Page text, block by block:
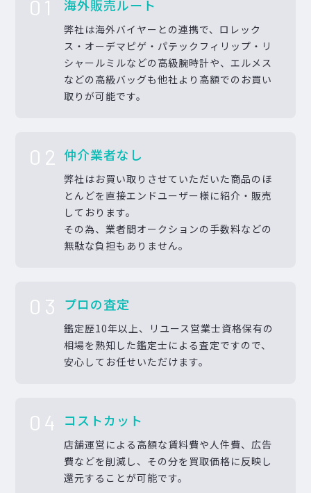
01 海外販売ルート
弊社は海外バイヤーとの連携で、ロレック
ス・オーデマピゲ・パテックフィリップ・リ
シャールミルなどの高級腕時計や、エルメス
などの高級バッグも他社より高額でのお買い
取りが可能です。
02 仲介業者なし
弊社はお買い取りさせていただいた商品のほ
とんどを直接エンドユーザー様に紹介・販売
しております。
その為、業者間オークションの手数料などの
無駄な負担もありません。
03 プロの査定
鑑定歴10年以上、リユース営業士資格保有の
相場を熟知した鑑定士による査定ですので、
安心してお任せいただけます。
04 コストカット
店舗運営による高額な賃料費や人件費、広告
費などを削減し、その分を買取価格に反映し
還元することが可能です。